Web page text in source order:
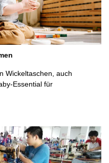
Wickeltaschen, auch
Essential für